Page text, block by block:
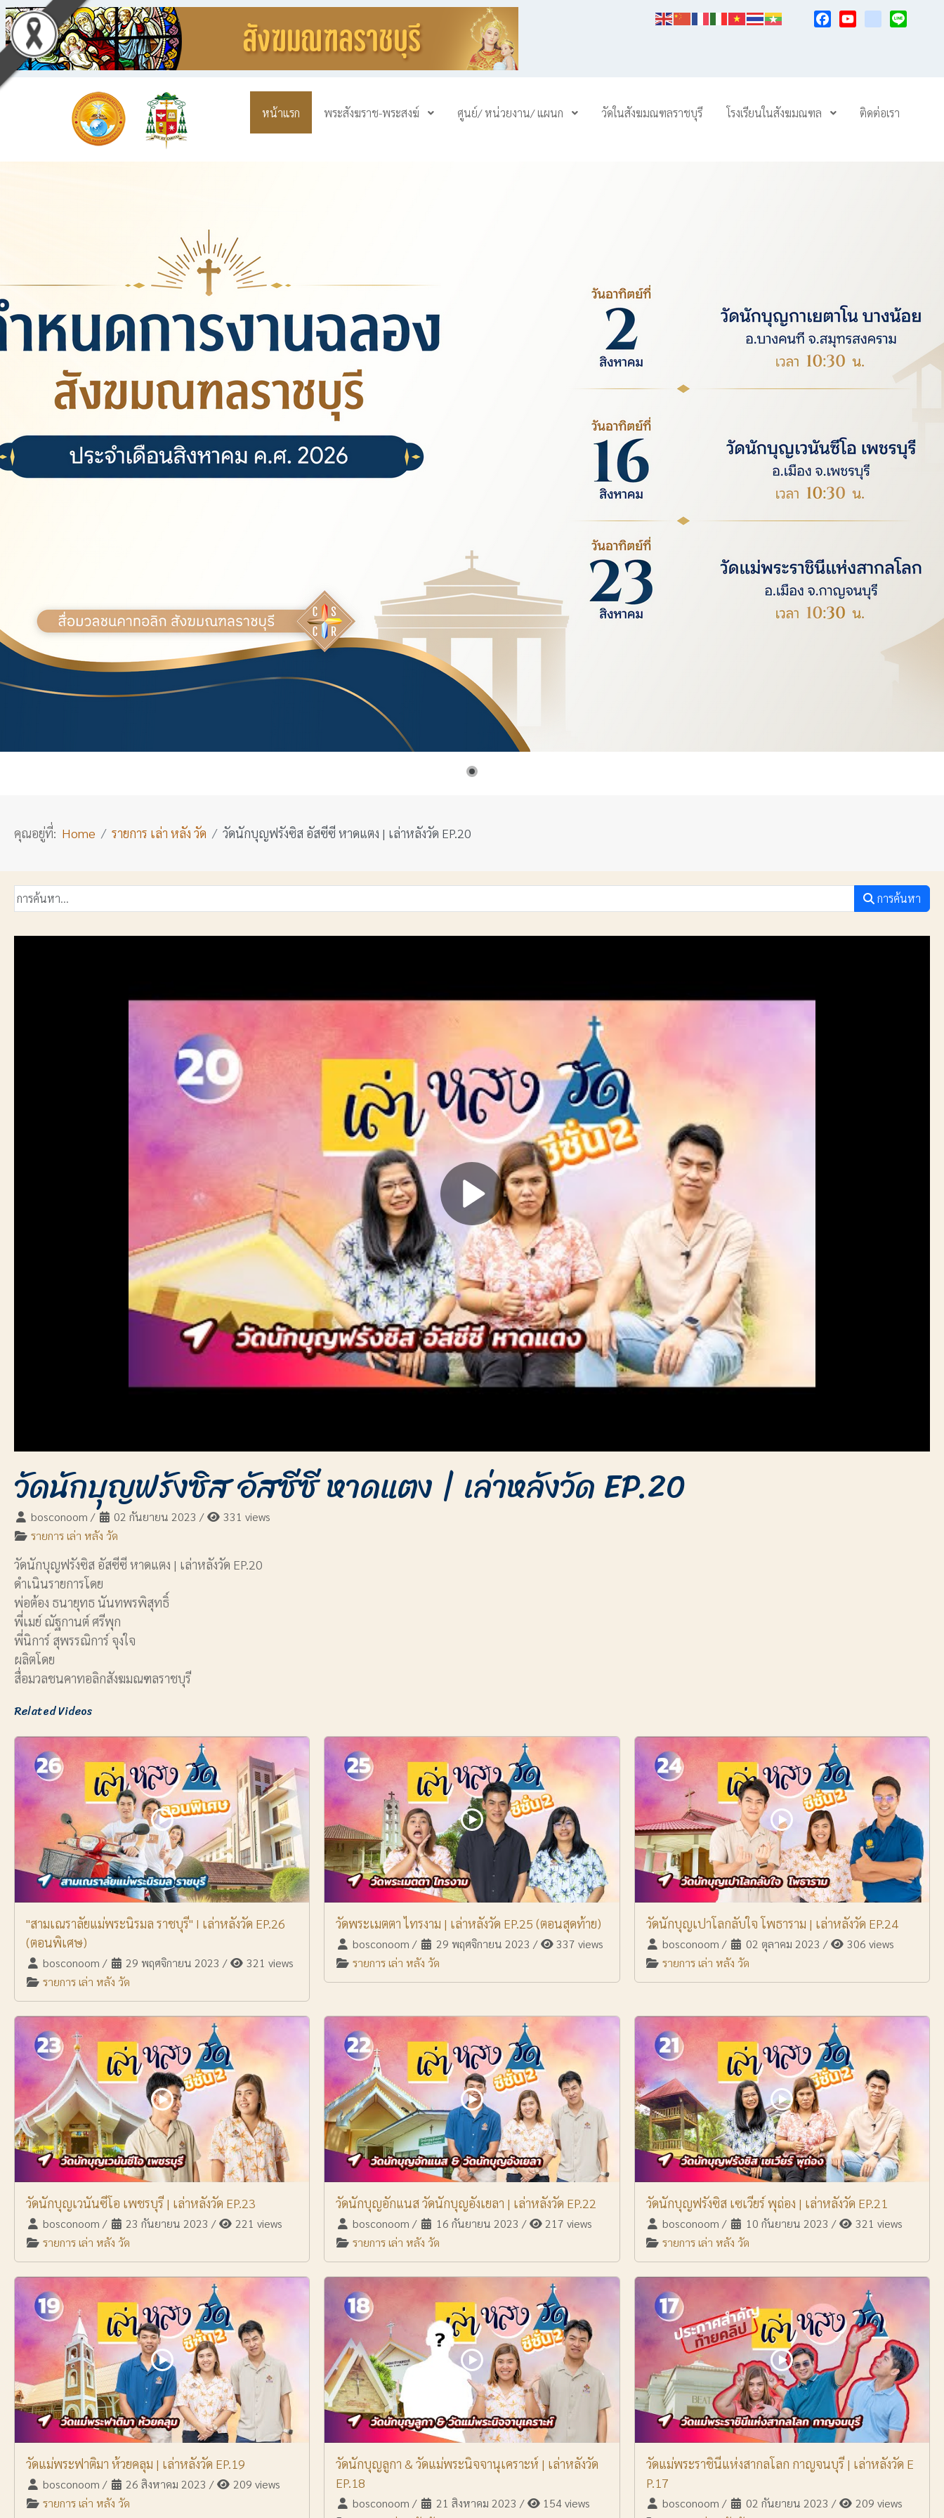
หน้าแรก พระสังฆราช-พระสงฆ์ ศูนย์/ หน่วยงาน/ แผนก วัดในสังฆมณฑลราชบุรี โรงเรียนในสังฆมณฑล ติดต่อเรา
คุณอยู่ที่: Home รายการ เล่า หลัง วัด วัดนักบุญฟรังซิส อัสซีซี หาดแตง | เล่าหลังวัด EP.20
การค้นหา
วัดนักบุญฟรังซิส อัสซีซี หาดแตง | เล่าหลังวัด EP.20
bosconoom / 02 กันยายน 2023 /
331 views
รายการ เล่า หลัง วัด
วัดนักบุญฟรังซิส อัสซีซี หาดแตง | เล่าหลังวัด EP.20
ดำเนินรายการโดย
พ่อต้อง ธนายุทธ นันทพรพิสุทธิ์
พี่เมย์ ณัฐกานต์ ศรีพุก
พี่นิการ์ สุพรรณิการ์ จุงใจ
ผลิตโดย
สื่อมวลชนคาทอลิกสังฆมณฑลราชบุรี
Related Videos
"สามเณราลัยแม่พระนิรมล ราชบุรี" I เล่าหลังวัด EP.26
(ตอนพิเศษ)
bosconoom / 29 พฤศจิกายน 2023 /
321 views
รายการ เล่า หลัง วัด
วัดพระเมตตา ไทรงาม | เล่าหลังวัด EP.25 (ตอนสุดท้าย)
bosconoom / 29 พฤศจิกายน 2023 /
337 views
รายการ เล่า หลัง วัด
วัดนักบุญเปาโลกลับใจ โพธาราม | เล่าหลังวัด EP.24
bosconoom / 02 ตุลาคม 2023 /
306 views
รายการ เล่า หลัง วัด
วัดนักบุญเวนันซีโอ เพชรบุรี | เล่าหลังวัด EP.23
bosconoom / 23 กันยายน 2023 /
221 views
รายการ เล่า หลัง วัด
วัดนักบุญอักแนส วัดนักบุญอังเยลา | เล่าหลังวัด EP.22
bosconoom / 16 กันยายน 2023 /
217 views
รายการ เล่า หลัง วัด
วัดนักบุญฟรังซิส เซเวียร์ พุถ่อง | เล่าหลังวัด EP.21
bosconoom / 10 กันยายน 2023 /
321 views
รายการ เล่า หลัง วัด
วัดแม่พระฟาติมา ห้วยคลุม | เล่าหลังวัด EP.19
bosconoom / 26 สิงหาคม 2023 /
209 views
รายการ เล่า หลัง วัด
วัดนักบุญลูกา & วัดแม่พระนิจจานุเคราะห์ | เล่าหลังวัด
EP.18
bosconoom / 21 สิงหาคม 2023 /
154 views
วัดแม่พระราชินีแห่งสากลโลก กาญจนบุรี | เล่าหลังวัด E
P.17
bosconoom / 02 กันยายน 2023 /
209 views